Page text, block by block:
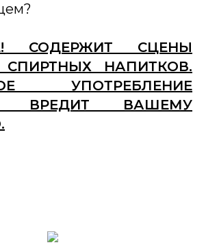
СОДЕРЖИТ СЦЕНЫ
СПИРТНЫХ НАПИТКОВ.
УПОТРЕБЛЕНИЕ
ВРЕДИТ ВАШЕМУ